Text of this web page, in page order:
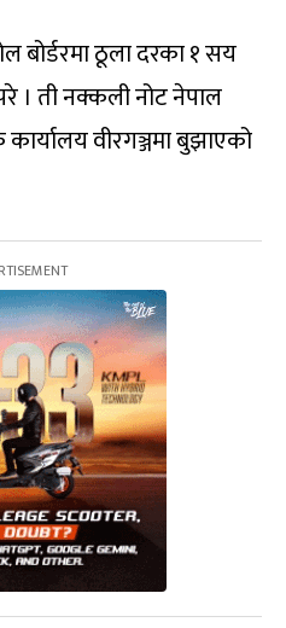
बोर्डरमा ठूला दरका १ सय
। ती नक्कली नोट नेपाल
कार्यालय वीरगञ्जमा बुझाएको